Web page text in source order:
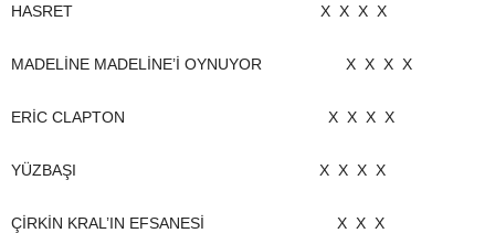
HASRET X X X X
MADELİNE MADELİNE’İ OYNUYOR X X X X
ERİC CLAPTON X X X X
YÜZBAŞI X X X X
ÇİRKİN KRAL’IN EFSANESİ X X X